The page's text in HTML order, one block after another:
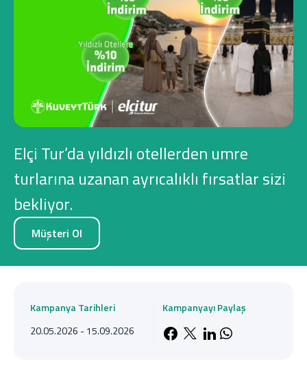
Araç Finansmanı
Konut Finansmanı
Yatırım Fonları
Ticari Kartlar
Yatırım
Elçi Tur’da yıldızlı otellerden umre
turlarına uzanan ayrıcalıklı fırsatlar sizi
bekliyor.
Müşteri Ol
Kampanya Tarihleri
20.05.2026 - 15.09.2026
Kampanyayı Paylaş
Facebook'da
X'de paylaş
LinkedIn'de